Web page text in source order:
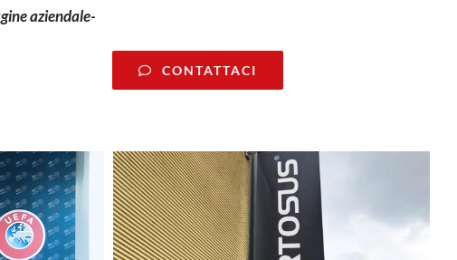
aziendale-
CONTATTACI